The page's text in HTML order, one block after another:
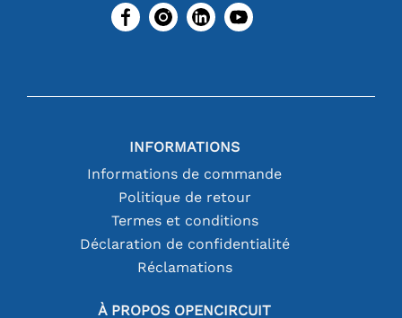
INFORMATIONS
Informations de commande
Politique de retour
Termes et conditions
Déclaration de confidentialité
Réclamations
À PROPOS OPENCIRCUIT